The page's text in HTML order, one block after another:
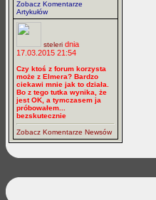
Zobacz Komentarze
Artykułów
steleri dnia
17.03.2015 21:54
Czy ktoś z forum korzysta
może z Elmera? Bardzo
ciekawi mnie jak to działa.
Bo z tego tutka wynika, że
jest OK, a tymczasem ja
próbowałem...
bezskutecznie
Zobacz Komentarze Newsów